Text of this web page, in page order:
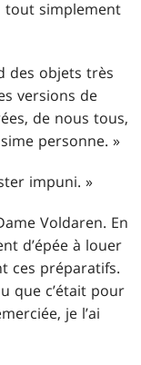
tout simplement
des objets très
versions de
de nous tous,
personne. »
impuni. »
Voldaren. En
d’épée à louer
ces préparatifs.
que c’était pour
je l’ai